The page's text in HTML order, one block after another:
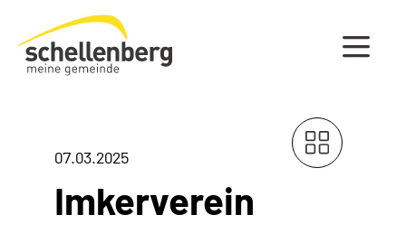
Gemeinde Schellenberg Startseite
07.03.2025
Imkerverein